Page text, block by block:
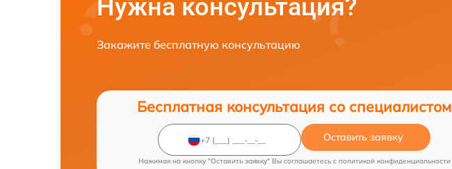
Нужна консультация?
Закажите бесплатную консультацию
Бесплатная консультация со специалистом
Оставить заявку
Нажимая на кнопку "Оставить заявку" Вы соглашаетесь c политикой конфиденциальности